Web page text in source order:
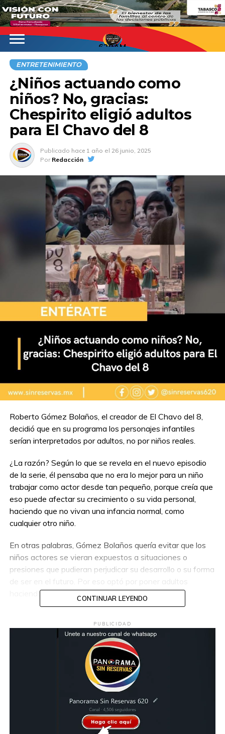
620AM
ENTRETENIMIENTO
¿Niños actuando como
niños? No, gracias:
Chespirito eligió adultos
para El Chavo del 8
Publicado hace 1 año el 26 junio, 2025
Por Redacción
Roberto Gómez Bolaños, el creador de El Chavo del 8,
decidió que en su programa los personajes infantiles
serían interpretados por adultos, no por niños reales.
¿La razón? Según lo que se revela en el nuevo episodio
de la serie, él pensaba que no era lo mejor para un niño
trabajar como actor desde tan pequeño, porque creía que
eso puede afectar su crecimiento o su vida personal,
haciendo que no vivan una infancia normal, como
cualquier otro niño.
En otras palabras, Gómez Bolaños quería evitar que los
niños actores se vieran expuestos a situaciones o
presiones que pudieran perjudicar su desarrollo o su forma
haciendo de niños.
Compartir en:
TEMAS RELACIONADOS: EL CHAVO 8
CONTINUAR LEYENDO
PUBLICIDAD